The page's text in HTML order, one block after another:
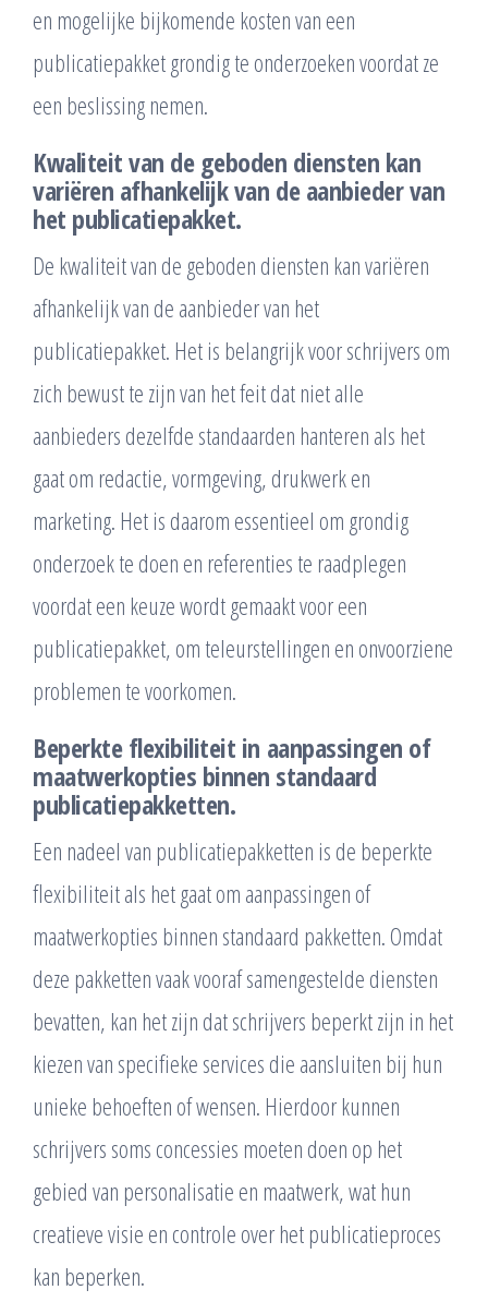
en mogelijke bijkomende kosten van een
publicatiepakket grondig te onderzoeken voordat ze
een beslissing nemen.
Kwaliteit van de geboden diensten kan
variëren afhankelijk van de aanbieder van
het publicatiepakket.
De kwaliteit van de geboden diensten kan variëren
afhankelijk van de aanbieder van het
publicatiepakket. Het is belangrijk voor schrijvers om
zich bewust te zijn van het feit dat niet alle
aanbieders dezelfde standaarden hanteren als het
gaat om redactie, vormgeving, drukwerk en
marketing. Het is daarom essentieel om grondig
onderzoek te doen en referenties te raadplegen
voordat een keuze wordt gemaakt voor een
publicatiepakket, om teleurstellingen en onvoorziene
problemen te voorkomen.
Beperkte flexibiliteit in aanpassingen of
maatwerkopties binnen standaard
publicatiepakketten.
Een nadeel van publicatiepakketten is de beperkte
flexibiliteit als het gaat om aanpassingen of
maatwerkopties binnen standaard pakketten. Omdat
deze pakketten vaak vooraf samengestelde diensten
bevatten, kan het zijn dat schrijvers beperkt zijn in het
kiezen van specifieke services die aansluiten bij hun
unieke behoeften of wensen. Hierdoor kunnen
schrijvers soms concessies moeten doen op het
gebied van personalisatie en maatwerk, wat hun
creatieve visie en controle over het publicatieproces
kan beperken.